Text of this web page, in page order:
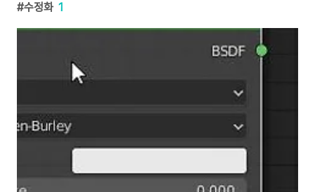
수정화 1